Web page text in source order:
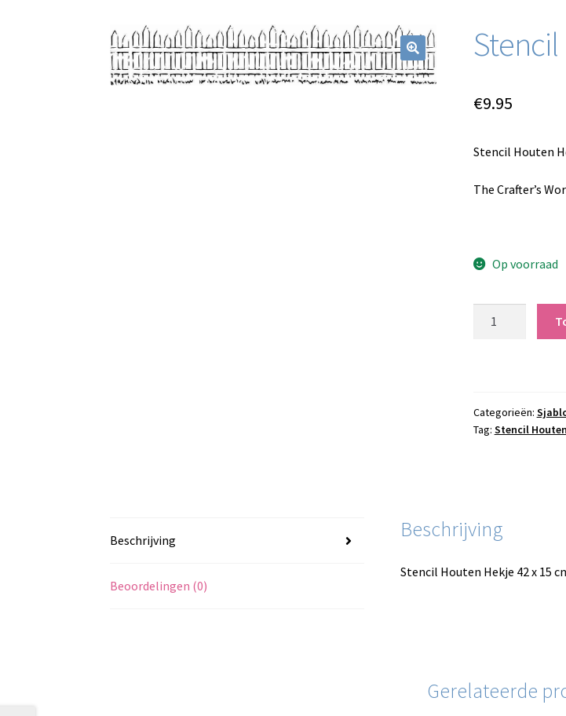
Stencil
€9.95
Stencil Houten
The Crafter’s
Op voorraad
15
cm
Categorieën:
Tag: Stencil
Beschrijving
Beoordelingen (0)
Beschrijving
Stencil Houten Hekje 42 x 15
Gerelateerde